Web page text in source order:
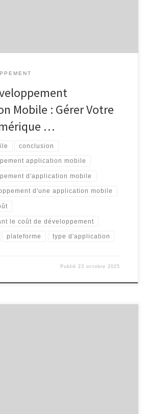
Mobile : Gérer Votre
…
conclusion
application mobile
d'application mobile
d'une application mobile
le coût de développement
plateforme type d'application
Publié 23 octobre 2025